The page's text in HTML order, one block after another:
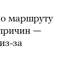
маршруту
—
за